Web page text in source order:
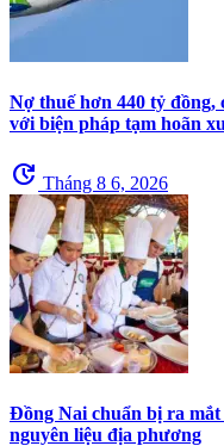
Nợ thuế hơn 440 tỷ
với biện pháp tạm hoãn
update Tháng 8 6, 2026
Đồng Nai chuẩn bị ra
nguyên liệu địa phương